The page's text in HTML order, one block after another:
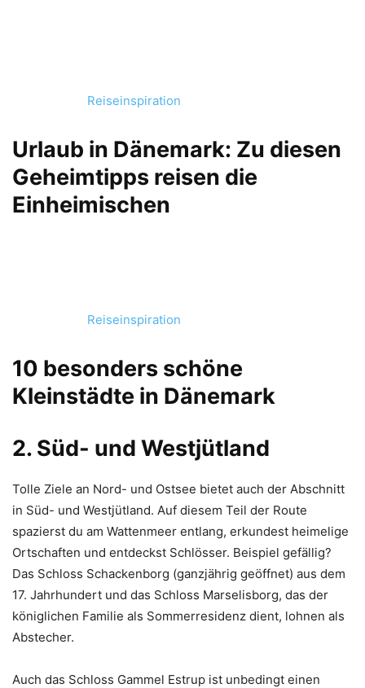
Reiseinspiration
Urlaub in Dänemark: Zu diesen
Geheimtipps reisen die
Einheimischen
Reiseinspiration
10 besonders schöne
Kleinstädte in Dänemark
2. Süd- und Westjütland
Tolle Ziele an Nord- und Ostsee bietet auch der Abschnitt
in Süd- und Westjütland. Auf diesem Teil der Route
spazierst du am Wattenmeer entlang, erkundest heimelige
Ortschaften und entdeckst Schlösser. Beispiel gefällig?
Das Schloss Schackenborg (ganzjährig geöffnet) aus dem
17. Jahrhundert und das Schloss Marselisborg, das der
königlichen Familie als Sommerresidenz dient, lohnen als
Abstecher.
Auch das Schloss Gammel Estrup ist unbedingt einen